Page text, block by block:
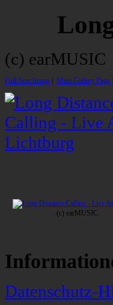
(c) earMUSIC
Full-Size Image Main Gallery Page
(c) earMUSIC
Datenschutz-